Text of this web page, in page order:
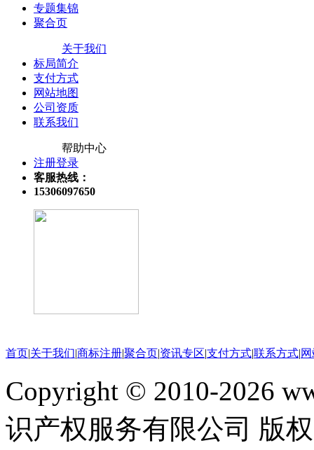
专题集锦
聚合页
关于我们
标局简介
支付方式
网站地图
公司资质
联系我们
帮助中心
注册登录
客服热线：
15306097650
首页|关于我们|商标注册|聚合页|资讯专区|支付方式|联系方式|
Copyright © 2010-2026
识产权服务有限公司 版